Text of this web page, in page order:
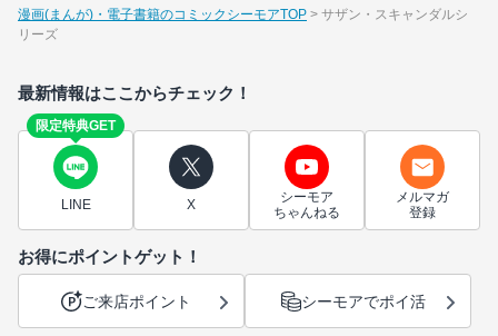
漫画(まんが)・電子書籍のコミックシーモアTOP
サザン・スキャンダルシ
リーズ
最新情報はここからチェック！
限定特典GET
LINE X
シーモア
ちゃんねる
メルマガ
登録
お得にポイントゲット！
ご来店ポイント シーモアでポイ活